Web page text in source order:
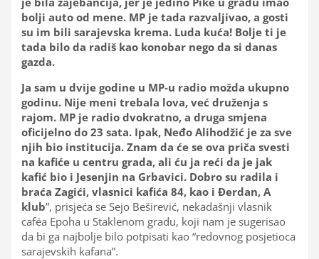
bolji auto od mene. MP je tada razvaljivao, a gosti
su im bili sarajevska krema. Luda kuća! Bolje ti je
tada bilo da radiš kao konobar nego da si danas
gazda.
Ja sam u dvije godine u MP-u radio možda ukupno
godinu. Nije meni trebala lova, već druženja s
rajom. MP je radio dvokratno, a druga smjena
oficijelno do 23 sata. Ipak, Neđo Alihodžić je za sve
njih bio institucija. Znam da će se ova priča svesti
na kafiće u centru grada, ali ću ja reći da je jak
kafić bio i Jesenjin na Grbavici. Dobro su radila i
braća Zagići, vlasnici kafića 84, kao i Đerdan, A
klub”, prisjeća se Sejo Beširević, nekadašnji vlasnik
caféa Epoha u Staklenom gradu, koji nam je sugerisao
da bi ga najbolje bilo potpisati kao “redovnog posjetioca
sarajevskih kafana”.